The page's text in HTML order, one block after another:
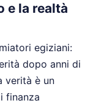
e la realtà
egiziani:
dopo anni di
verità è un
finanza